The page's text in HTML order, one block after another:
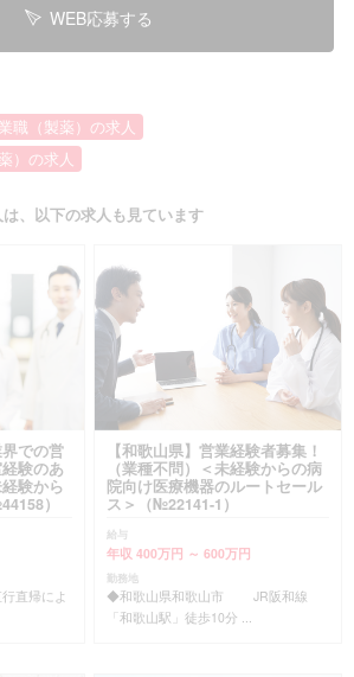
WEB応募する
職（製薬）の求人
）の求人
、以下の求人も見ています
界での営
験のあ
験から
）
直帰によ
【和歌山県】営業経験者募集！
（業種不問）＜未経験からの病
院向け医療機器のルートセール
ス＞（№22141-1）
給与
年収 400万円 ～ 600万円
勤務地
◆和歌山県和歌山市 JR阪和線
「和歌山駅」徒歩10分 ...